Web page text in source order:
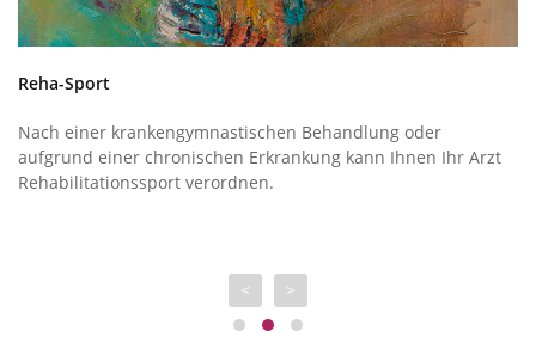
Reha-Sport
Nach einer krankengymnastischen Behandlung oder
aufgrund einer chronischen Erkrankung kann Ihnen Ihr Arzt
Rehabilitationssport verordnen.
< >